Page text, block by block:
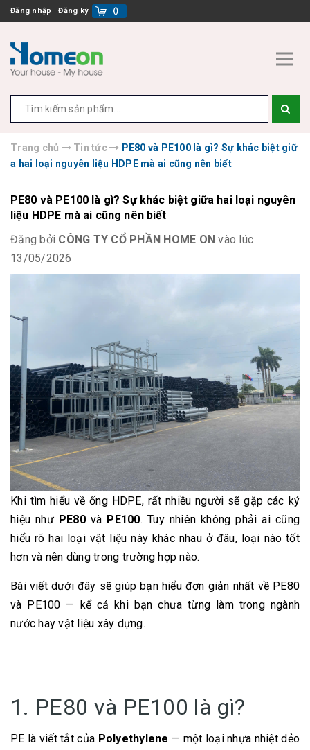
Đăng nhập Đăng ký ()
Trang chủ Tin tức
PE80 và PE100 là gì? Sự khác biệt giữ
a hai loại nguyên liệu HDPE mà ai cũng nên biết
PE80 và PE100 là gì? Sự khác biệt giữa hai loại nguyên
liệu HDPE mà ai cũng nên biết
Đăng bởi CÔNG TY CỔ PHẦN HOME ON vào lúc
13/05/2026
Khi tìm hiểu về ống HDPE, rất nhiều người sẽ gặp các ký
hiệu như PE80và PE100. Tuy nhiên không phải ai cũng
hiểu rõ hai loại vật liệu này khác nhau ở đâu, loại nào tốt
hơn và nên dùng trong trường hợp nào.
Bài viết dưới đây sẽ giúp bạn hiểu đơn giản nhất về PE80
và PE100 — kể cả khi bạn chưa từng làm trong ngành
nước hay vật liệu xây dựng.
1. PE80 và PE100 là gì?
PE là viết tắt của Polyethylene — một loại nhựa nhiệt dẻo